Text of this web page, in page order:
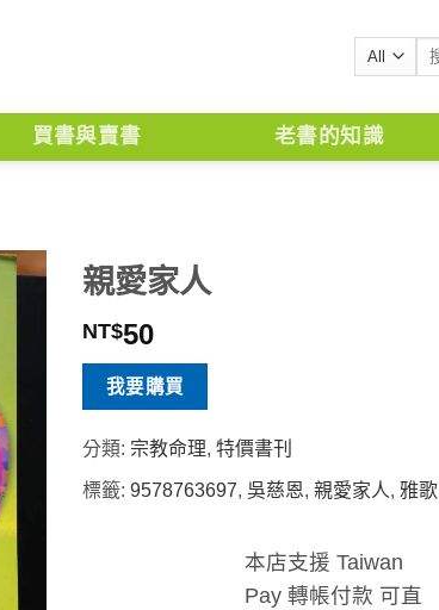
搜
鍵
買書與賣書 老書的知識
親愛家人
NT$50
我要購買
分類: 宗教命理,特價書刊
標籤:9578763697, 吳慈恩,親愛家人, 雅歌
本店支援 Taiwan
Pay 轉帳付款 可直